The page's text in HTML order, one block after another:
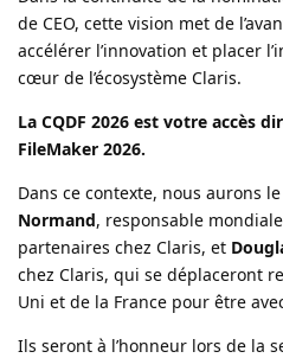
de CEO, cette vision met de
accélérer l’innovation et placer
cœur de l’écosystème Claris.
La CQDF 2026 est votre accès
FileMaker 2026.
Dans ce contexte, nous aurons
Normand, responsable
partenaires chez Claris, et
chez Claris, qui se déplaceront
Uni et de la France pour être
Ils seront à l’honneur lors de la